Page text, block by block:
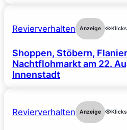
Revierverhalten Anzeige
Shoppen, Stöbern,
Nachtflohmarkt am 22.
Innenstadt
Revierverhalten Anzeige